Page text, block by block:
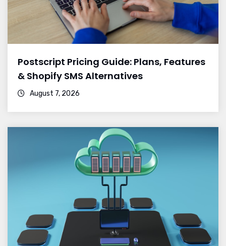
Postscript Pricing Guide: Plans, Features
& Shopify SMS Alternatives
August 7, 2026